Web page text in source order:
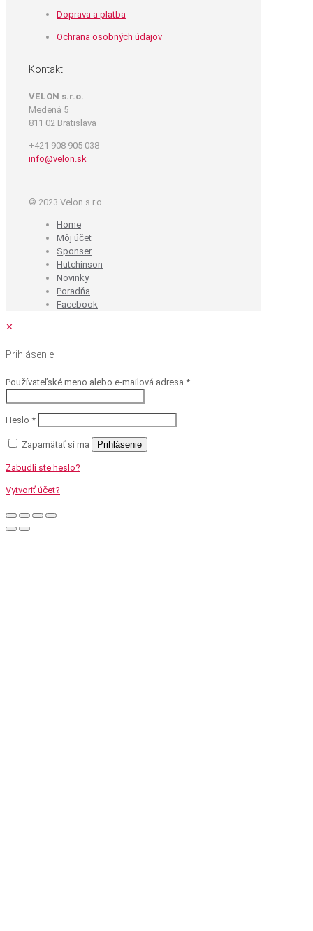
Doprava a platba
Ochrana osobných údajov
Kontakt
VELON s.r.o.
Medená 5
811 02 Bratislava
+421 908 905 038
info@velon.sk
© 2023 Velon s.r.o.
Home
Môj účet
Sponser
Hutchinson
Novinky
Poradňa
Facebook
✕
Prihlásenie
Používateľské meno alebo e-mailová adresa *
Heslo *
Zapamätať si ma Prihlásenie
Zabudli ste heslo?
Vytvoriť účet?